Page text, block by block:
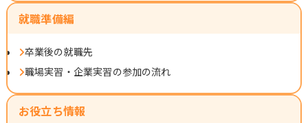
就職準備編
卒業後の就職先
職場実習・企業実習の参加の流れ
お役立ち情報